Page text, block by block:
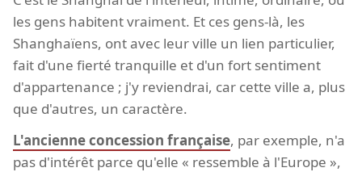
les gens habitent vraiment. Et ces gens-là, les
Shanghaïens, ont avec leur ville un lien particulier,
fait d'une fierté tranquille et d'un fort sentiment
d'appartenance ; j'y reviendrai, car cette ville a, plus
que d'autres, un caractère.
L'ancienne concession française, par exemple, n'a
pas d'intérêt parce qu'elle « ressemble à l'Europe »,